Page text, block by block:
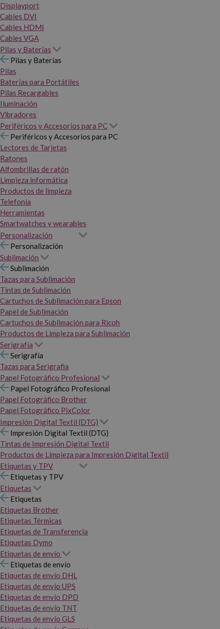
Displayport
Cables DVI
Cables HDMI
Cables VGA
Pilas y Baterías
Pilas y Baterías
Pilas
Baterías para Portátiles
Pilas Recargables
Iluminación
Vibradores
Periféricos y Accesorios para PC
Periféricos y Accesorios para PC
Lectores de Tarjetas
Ratones
Alfombrillas de ratón
Limpieza informática
Productos de limpieza
Telefonía
Herramientas
Smartwatches y wearables
Personalización
Personalización
Sublimación
Sublimación
Tazas para Sublimación
Tintas de Sublimación
Cartuchos de Sublimación para Epson
Papel de Sublimación
Cartuchos de Sublimación para Ricoh
Productos de Limpieza para Sublimación
Serigrafía
Serigrafía
Tazas para Serigrafia
Papel Fotográfico Profesional
Papel Fotográfico Profesional
Papel Fotográfico Brother
Papel Fotográfico PixColor
Impresión Digital Textil (DTG)
Impresión Digital Textil (DTG)
Tintas de Impresión Digital Textil
Productos de Limpieza para Impresión Digital Textil
Etiquetas y TPV
Etiquetas y TPV
Etiquetas
Etiquetas
Etiquetas Brother
Etiquetas Térmicas
Etiquetas de Transferencia
Etiquetas Dymo
Etiquetas de envío
Etiquetas de envío
Etiquetas de envío DHL
Etiquetas de envío UPS
Etiquetas de envío DPD
Etiquetas de envío TNT
Etiquetas de envío GLS